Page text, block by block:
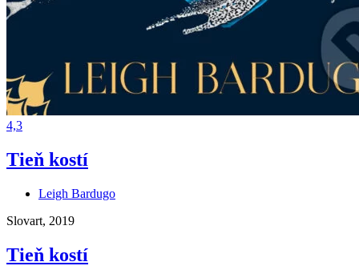
4,3
Tieň kostí
Leigh Bardugo
Slovart, 2019
Tieň kostí